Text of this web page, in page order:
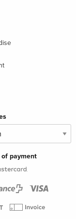
und
erzählt von der
Phantoms – und
und Hoffnung
deutschen
of payment